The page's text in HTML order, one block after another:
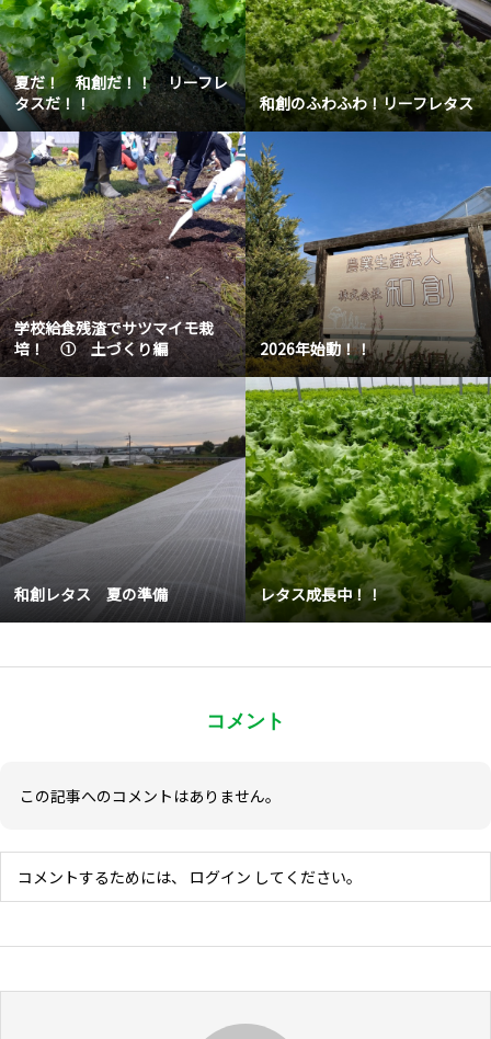
夏だ！ 和創だ！！ リーフレ
タスだ！！
和創のふわふわ！リーフレタス
学校給食残渣でサツマイモ栽
培！ ① 土づくり編
2026年始動！！
和創レタス 夏の準備 レタス成長中！！
コメント
この記事へのコメントはありません。
コメントするためには、 ログイン してください。